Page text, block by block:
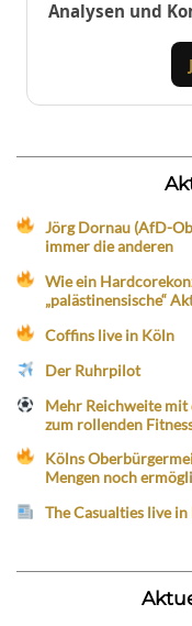
Analysen und
Jörg Dornau (AfD-
immer die anderen
Wie ein
„palästinensische“
Coffins live in Köln
Der Ruhrpilot
Mehr Reichweite mit
zum rollenden
Kölns
Mengen noch
The Casualties live